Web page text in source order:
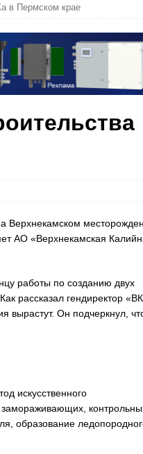
в Пермском крае
Верхнекамском
АО «Верхнекамская
работы по созданию двух
рассказал гендиректор
вырастут. Он подчеркнул,
искусственного
замораживающих,
образование